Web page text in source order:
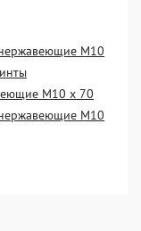
М10
М10 х 70
М10